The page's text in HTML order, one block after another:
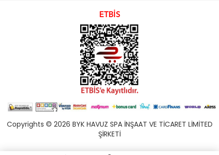
ETBİS
Copyrights © 2026 BYK HAVUZ SPA İNŞAAT VE TİCARET LİMİTED
ŞİRKETİ